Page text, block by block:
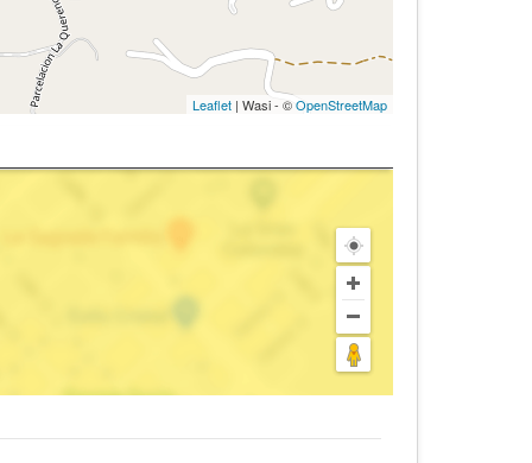
Leaflet| Wasi - ©OpenStreetMap